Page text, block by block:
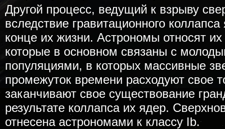
Другой процесс, ведущий к взрыву
вследствие гравитационного
конце их жизни. Астрономы относят
которые в основном связаны с
популяциями, в которых массивные
промежуток времени расходуют свое
заканчивают свое существование
результате коллапса их ядер.
отнесена астрономами к классу Ib.